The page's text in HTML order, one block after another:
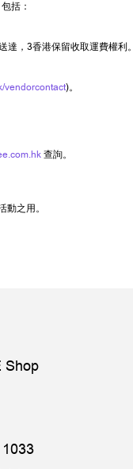
括：
，3香港保留收取運費權利。
vendorcontact)。
查詢。
動之用。
Shop